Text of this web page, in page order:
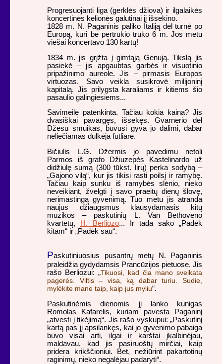
Progresuojanti liga (gerklės džiova) ir ilgalaikės
koncertinės kelionės galutinai jį išsekino.
1828 m. N. Paganinis paliko Italiją dėl turnė po
Europą, kuri be pertrūkio truko 6 m. Jos metu
viešai koncertavo 130 kartų!
1834 m. jis grįžta į gimtąją Genują. Tikslą jis
pasiekė – jis apgaubtas garbės ir visuotinio
pripažinimo aureole. Jis – pirmasis Europos
virtuozas. Savo veikla susikrovė milijoninį
kapitalą. Jis prilygsta karaliams ir kitiems šio
pasaulio galingiesiems...
Savimeilė patenkinta. Tačiau kokia kaina? Jis
dvasiškai pavargęs, išsekęs. Gvarnerio del
Džesu smuikas, buvusi gyva jo dalimi, dabar
neliečiamas dulkėja futliare.
Bičiulis L.G. Džermis jo pavedimu netoli
Parmos iš grafo Džiuzepės Kastelinardo už
didžiulę sumą (300 tūkst. lirų) perka sodybą –
„Gajono vilą“, kur jis tikisi rasti poilsį ir ramybę.
Tačiau kaip sunku iš ramybės slėnio, nieko
neveikiant, žvelgti į savo praeitų dienų šlovę,
nerimastingą gyvenimą. Tuo metu jis atranda
naujus džiaugsmus klausydamasis kitų
muzikos – paskutinių L. Van Bethoveno
kvartetų,
H. Berliozo... Ir tada sako „Padėk
kitam“ ir „Padėk sau“.
Paskutiniuosius pusantrų metų N. Paganinis
praleidžia gydydamsis Prancūzijos pietuose. Jis
rašo Berliozui: „Tikuosi, kad čia mano sveikata
pagerės. Viltis – visa, ką dabar turiu. Sudie,
mylėkite mane taip, kaip jus myliu“.
Paskutinėmis dienomis jį lanko kunigas
Romolas Kafarelis, kuriam pavesta Paganinį
„atvesti į tikėjimą“. Jis rašo vyskupui: „Paskutinį
kartą pas jį apsilankęs, kai jo gyvenimo pabaiga
buvo visai arti, ilgai ir karštai įkalbinėjau,
maldavau, kad jis pasiruoštų mirčiai, kaip
pridera krikščioniui. Bet, nežiūrint pakartotinų
raginimų, nieko negalėjau padaryti“.